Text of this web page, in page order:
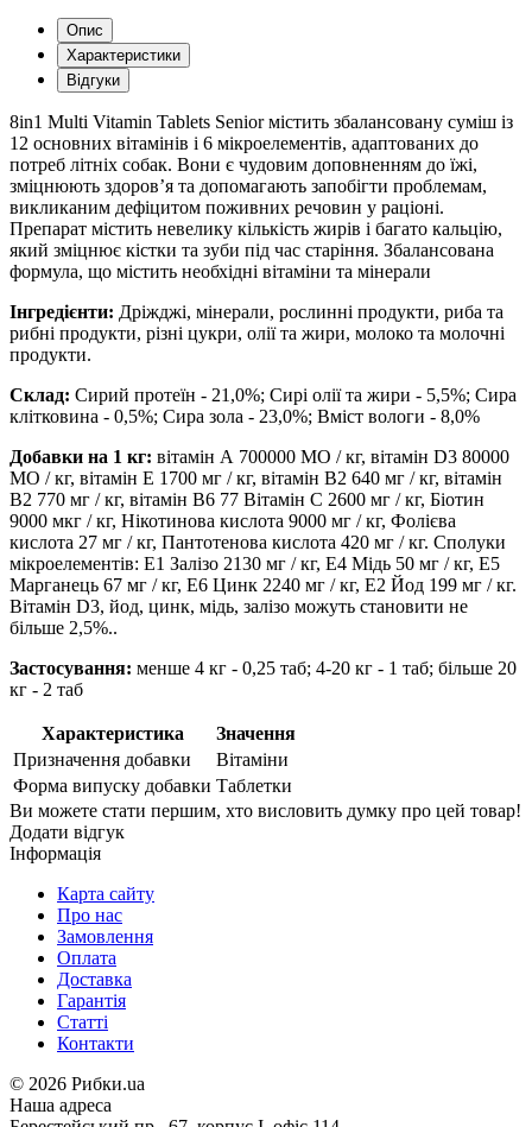
Опис
Характеристики
Відгуки
8in1 Multi Vitamin Tablets Senior містить збалансовану суміш із
12 основних вітамінів і 6 мікроелементів, адаптованих до
потреб літніх собак. Вони є чудовим доповненням до їжі,
зміцнюють здоров’я та допомагають запобігти проблемам,
викликаним дефіцитом поживних речовин у раціоні.
Препарат містить невелику кількість жирів і багато кальцію,
який зміцнює кістки та зуби під час старіння. Збалансована
формула, що містить необхідні вітаміни та мінерали
Інгредієнти: Дріжджі, мінерали, рослинні продукти, риба та
рибні продукти, різні цукри, олії та жири, молоко та молочні
продукти.
Склад: Сирий протеїн - 21,0%; Сирі олії та жири - 5,5%; Сира
клітковина - 0,5%; Сира зола - 23,0%; Вміст вологи - 8,0%
Добавки на 1 кг: вітамін А 700000 МО / кг, вітамін D3 80000
МО / кг, вітамін Е 1700 мг / кг, вітамін В2 640 мг / кг, вітамін
В2 770 мг / кг, вітамін В6 77 Вітамін С 2600 мг / кг, Біотин
9000 мкг / кг, Нікотинова кислота 9000 мг / кг, Фолієва
кислота 27 мг / кг, Пантотенова кислота 420 мг / кг. Сполуки
мікроелементів: E1 Залізо 2130 мг / кг, Е4 Мідь 50 мг / кг, Е5
Марганець 67 мг / кг, Е6 Цинк 2240 мг / кг, Е2 Йод 199 мг / кг.
Вітамін D3, йод, цинк, мідь, залізо можуть становити не
більше 2,5%..
Застосування: менше 4 кг - 0,25 таб; 4-20 кг - 1 таб; більше 20
кг - 2 таб
Характеристика
Значення
Призначення добавки
Вітаміни
Форма випуску добавки Таблетки
Ви можете стати першим, хто висловить думку про цей товар!
Додати відгук
Інформація
Карта сайту
Про нас
Замовлення
Оплата
Доставка
Гарантія
Статті
Контакти
© 2026 Рибки.ua
Наша адреса